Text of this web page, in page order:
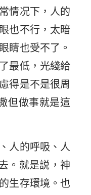
情况下，人的
也不行，太暗
睛也受不了。
最低，光綫給
得是不是很周
但做事就是這
人的呼吸、人
。就是説，神
生存環境。也